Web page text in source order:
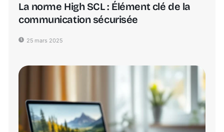
La norme High SCL : Élément clé de la
communication sécurisée
25 mars 2025